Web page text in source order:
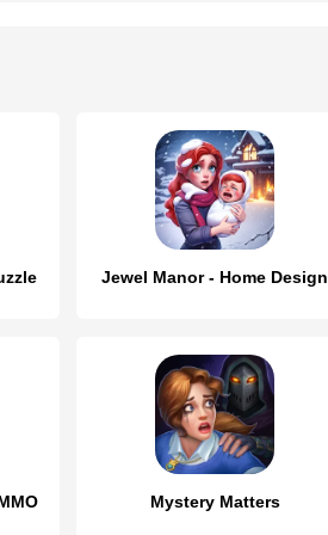
Jewel Manor - Home Design
Mystery Matters